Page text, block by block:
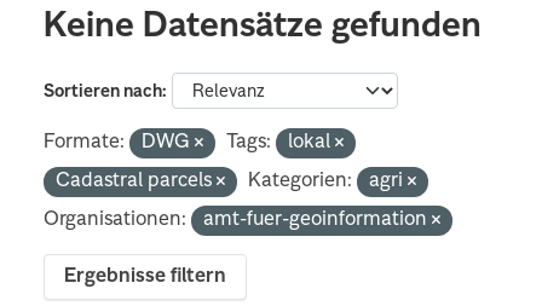
Keine Datensätze gefunden
Sortieren nach
Formate: DWG Tags:
lokal
Cadastral parcels
Kategorien:
agri
Organisationen:
amt-fuer-geoinformation
Ergebnisse filtern